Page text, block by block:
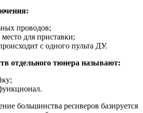
проводов;
для приставки;
с одного пульта ДУ.
отдельного тюнера называют:
большинства ресиверов базируется